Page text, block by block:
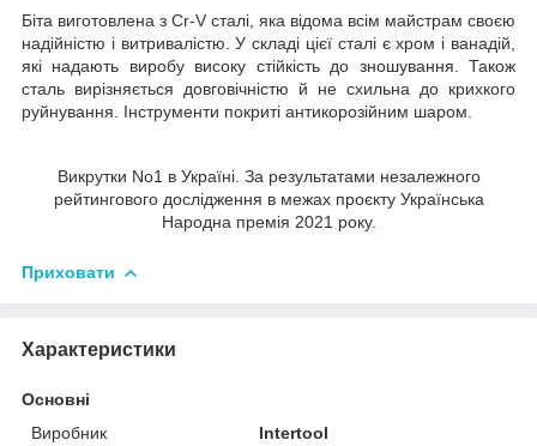
Біта виготовлена з Cr-V сталі, яка відома всім майстрам своєю
надійністю і витривалістю. У складі цієї сталі є хром і ванадій,
які надають виробу високу стійкість до зношування. Також
сталь вирізняється довговічністю й не схильна до крихкого
руйнування. Інструменти покриті антикорозійним шаром.
Викрутки No1 в Україні. За результатами незалежного
рейтингового дослідження в межах проєкту Українська
Народна премія 2021 року.
Приховати
Характеристики
Основні
Виробник
Intertool